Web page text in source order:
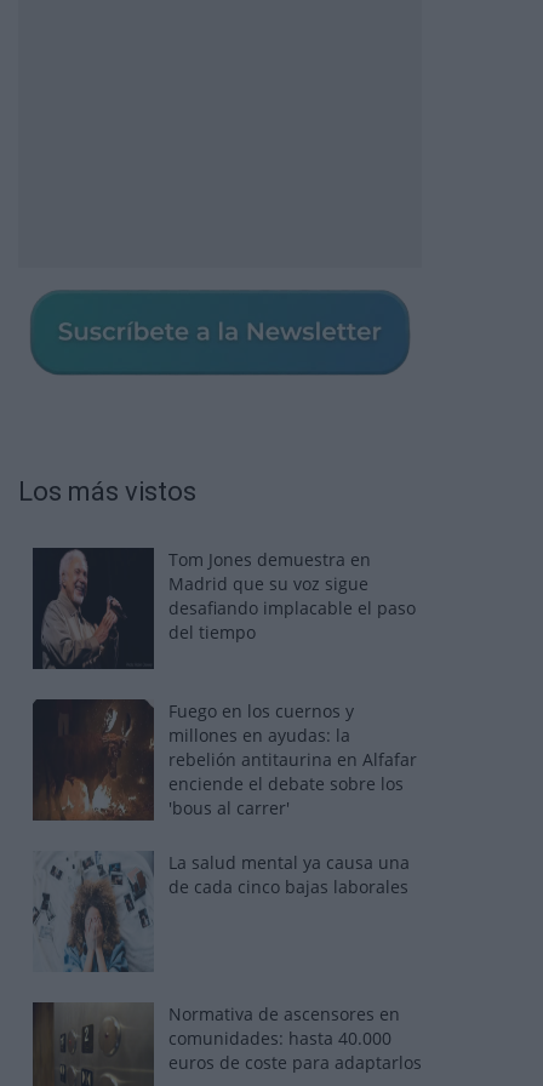
Los más vistos
Tom Jones demuestra en
Madrid que su voz sigue
desafiando implacable el paso
del tiempo
Fuego en los cuernos y
millones en ayudas: la
rebelión antitaurina en Alfafar
enciende el debate sobre los
'bous al carrer'
La salud mental ya causa una
de cada cinco bajas laborales
Normativa de ascensores en
comunidades: hasta 40.000
euros de coste para adaptarlos